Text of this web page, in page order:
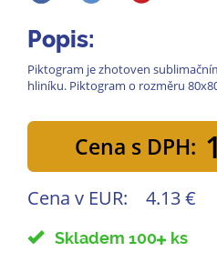
Popis:
Piktogram je zhotoven
hliníku. Piktogram o rozměru
Cena s DPH:
Cena v EUR: 4.13 €
Skladem 100 ks